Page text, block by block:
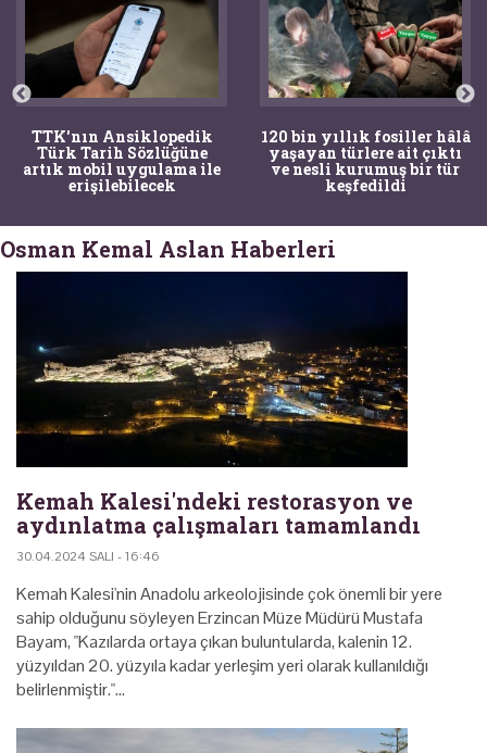
TTK'nın Ansiklopedik
Türk Tarih Sözlüğüne
artık mobil uygulama ile
erişilebilecek
120 bin yıllık fosiller hâlâ
yaşayan türlere ait çıktı
ve nesli kurumuş bir tür
keşfedildi
Osman Kemal Aslan Haberleri
Kemah Kalesi'ndeki restorasyon ve
aydınlatma çalışmaları tamamlandı
30.04.2024 SALI - 16:46
Kemah Kalesi'nin Anadolu arkeolojisinde çok önemli bir yere
sahip olduğunu söyleyen Erzincan Müze Müdürü Mustafa
Bayam, "Kazılarda ortaya çıkan buluntularda, kalenin 12.
yüzyıldan 20. yüzyıla kadar yerleşim yeri olarak kullanıldığı
belirlenmiştir."…